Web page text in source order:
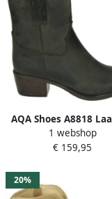
AQA Shoes A8818
Grijs
1 webshop
€ 159,95
20%